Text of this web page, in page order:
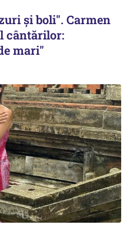
și boli". Carmen
cântărilor:
mari"